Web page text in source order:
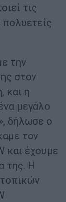
τις
πολυετείς
την
στον
και η
μεγάλο
δήλωσε ο
τον
και έχουμε
της. Η